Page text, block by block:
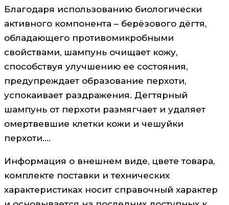
Благодаря использованию биологически
активного компонента – берёзового дёгтя,
обладающего противомикробными
свойствами, шампунь очищает кожу,
способствуя улучшению ее состояния,
предупреждает образование перхоти,
успокаивает раздражения. Дегтярный
шампунь от перхоти размягчает и удаляет
омертвевшие клетки кожи и чешуйки
перхоти….
Информация о внешнем виде, цвете товара,
комплекте поставки и технических
характеристиках носит справочный характер